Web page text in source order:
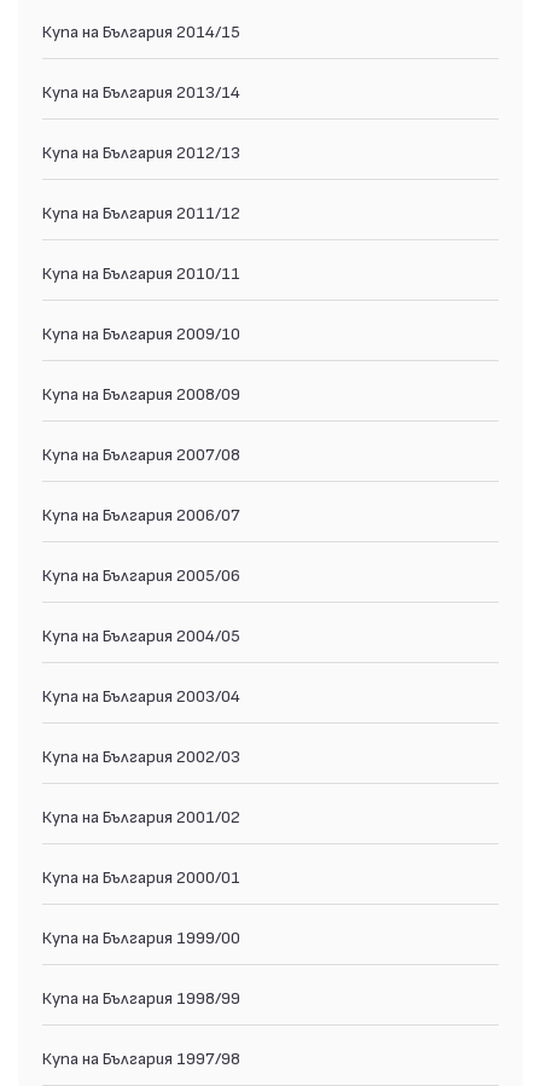
Купа на България 2014/15
Купа на България 2013/14
Купа на България 2012/13
Купа на България 2011/12
Купа на България 2010/11
Купа на България 2009/10
Купа на България 2008/09
Купа на България 2007/08
Купа на България 2006/07
Купа на България 2005/06
Купа на България 2004/05
Купа на България 2003/04
Купа на България 2002/03
Купа на България 2001/02
Купа на България 2000/01
Купа на България 1999/00
Купа на България 1998/99
Купа на България 1997/98